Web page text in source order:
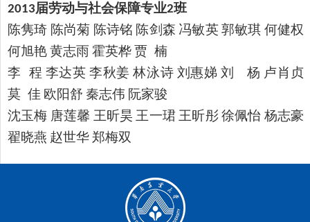
2013届劳动与社会保障专业2班
陈隽琦 陈尚菊 陈诗铭 陈剑森 冯敏英 郭敏琪 何健权
何旭艳黄志雨 霍英桦 贾 楠
李 程 李达英 李秋姜 林泳诗 刘惠娣 刘 杨 卢肖贞
莫 佳 欧阳舒 秦志伟 阮家骏
沈玉梅 唐莲馨 王昕昊 王一珺 王昕彤 徐佩怡 杨志豪
翟晓燕 赵世华郑梅双